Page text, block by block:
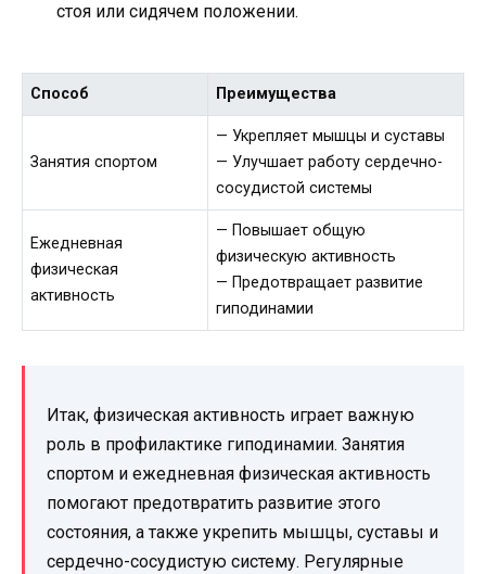
стоя или сидячем положении.
Способ Преимущества
Занятия спортом
— Укрепляет мышцы и суставы
— Улучшает работу сердечно-
сосудистой системы
Ежедневная
физическая
активность
— Повышает общую
физическую активность
— Предотвращает развитие
гиподинамии
Итак, физическая активность играет важную
роль в профилактике гиподинамии. Занятия
спортом и ежедневная физическая активность
помогают предотвратить развитие этого
состояния, а также укрепить мышцы, суставы и
сердечно-сосудистую систему. Регулярные